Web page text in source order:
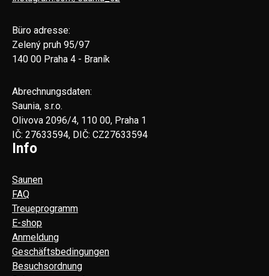
Büro adresse:
Zelený pruh 95/97
140 00 Praha 4 - Braník
Abrechnungsdaten:
Saunia, s.r.o.
Olivova 2096/4, 110 00, Praha 1
IČ: 27633594, DIČ: CZ27633594
Info
Saunen
FAQ
Treueprogramm
E-shop
Anmeldung
Geschäftsbedingungen
Besuchsordnung